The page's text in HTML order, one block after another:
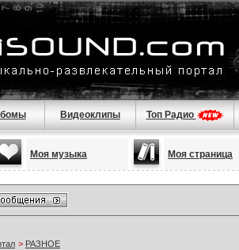
Видеоклипы Топ Радио
Моя музыка Моя страница
> РАЗНОЕ